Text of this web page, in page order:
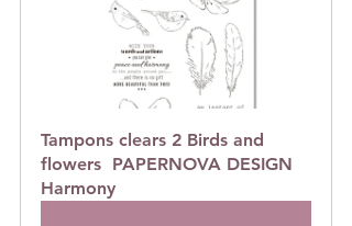
Tampons clears 2 Birds and
flowers  PAPERNOVA DESIGN
Harmony